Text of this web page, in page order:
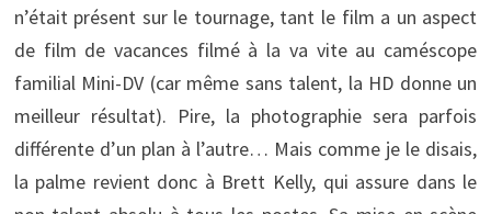
n’était présent sur le tournage, tant le film a un aspect
de film de vacances filmé à la va vite au caméscope
familial Mini-DV (car même sans talent, la HD donne un
meilleur résultat). Pire, la photographie sera parfois
différente d’un plan à l’autre… Mais comme je le disais,
la palme revient donc à Brett Kelly, qui assure dans le